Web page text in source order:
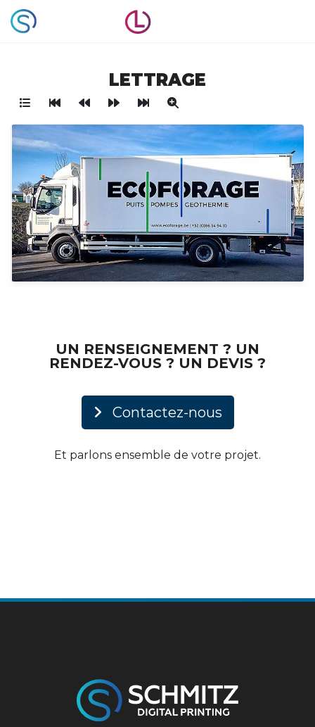
LETTRAGE
UN RENSEIGNEMENT ? UN
RENDEZ-VOUS ? UN DEVIS ?
Contactez-nous
Et parlons ensemble de votre projet.